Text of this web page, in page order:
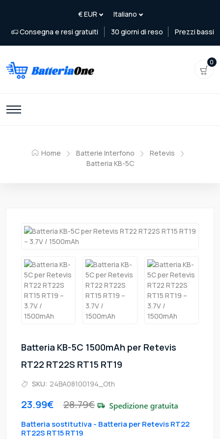
Consegna e resi gratuiti 30 giorni di reso Prezzi bassi
0
Home Batterie Interfono
Retevis
Batteria KB-5C
Batteria KB-5C 1500mAh per Retevis
RT22 RT22S RT15 RT19
SKU: 24BA08100194_Oth
23.99€ 28.79€
Batteria sostitutiva - Batteria per Retevis RT22
RT22S RT15 RT19